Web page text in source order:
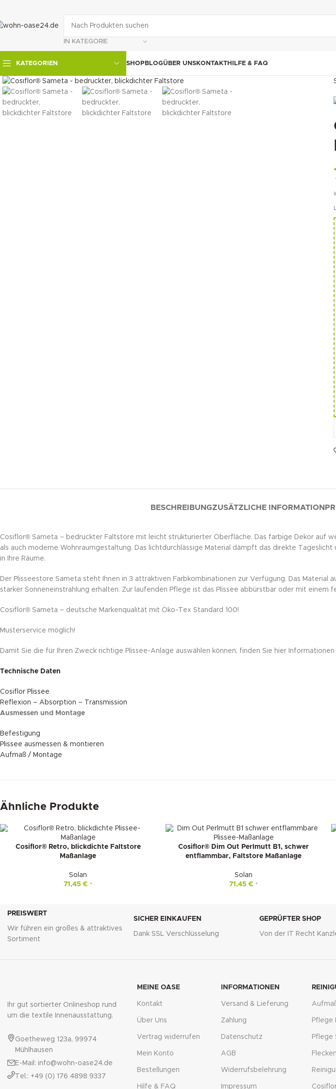
IN KATEGORIE
KATEGORIEN SHOPBLOGÜBER UNSKONTAKTHILFE & FAQ
klicken um zu vergrößern
BESCHREIBUNGZUSÄTZLICHE INFORMATION
Cosiflor® Sameta – bedruckter Faltstore mit leicht strukturierter Oberfläche. Das farbige Dekor auf
als auch moderne Wohnraumgestaltung. Das lichtdurchlässige Material dämpft das direkte
in Ihre Räume.
Der Plisseestore Sameta steht Ihnen in 3 attraktiven Farbkombinationen zur Verfügung. Das
starker Sonneneinstrahlung erhalten. Zur laufenden Pflege ist das Plissee abbürstbar oder mit einem
Cosiflor® Sameta – deutsche Markenqualität mit Öko-Tex Standard 100!
Musterservice möglich!
Damit Sie die für Ihren Zweck richtige Plissee-Anlage auswählen können, finden Sie hier
Technische Daten
Cosiflor Plissee
Reflexion – Absorption – Transmission
Ausmessen und Montage
Befestigung
Plissee ausmessen & montieren
Aufmaß / Montage
Ähnliche Produkte
Cosiflor® Retro, blickdichte Faltstore
Maßanlage
Solan
71,45€ *
Cosiflor® Dim Out Perlmutt B1, schwer
entflammbar, Faltstore Maßanlage
Solan
71,45€ *
PREISWERT
Wir führen ein großes & attraktives
Sortiment
SICHER EINKAUFEN
Dank SSL Verschlüsselung
GEPRÜFTER SHOP
Von der IT Recht
Ihr gut sortierter Onlineshop rund
um die textile Innenausstattung.
Goetheweg 123a, 99974
Mühlhausen
E-Mail: info@wohn-oase24.de
Tel.: +49 (0) 176 4898 9337
MEINE OASE
Kontakt
Über Uns
Vertrag widerrufen
Mein Konto
Bestellungen
Hilfe & FAQ
INFORMATIONEN
Versand & Lieferung
Zahlung
Datenschutz
AGB
Widerrufsbelehrung
Impressum
Pflege
Pflege